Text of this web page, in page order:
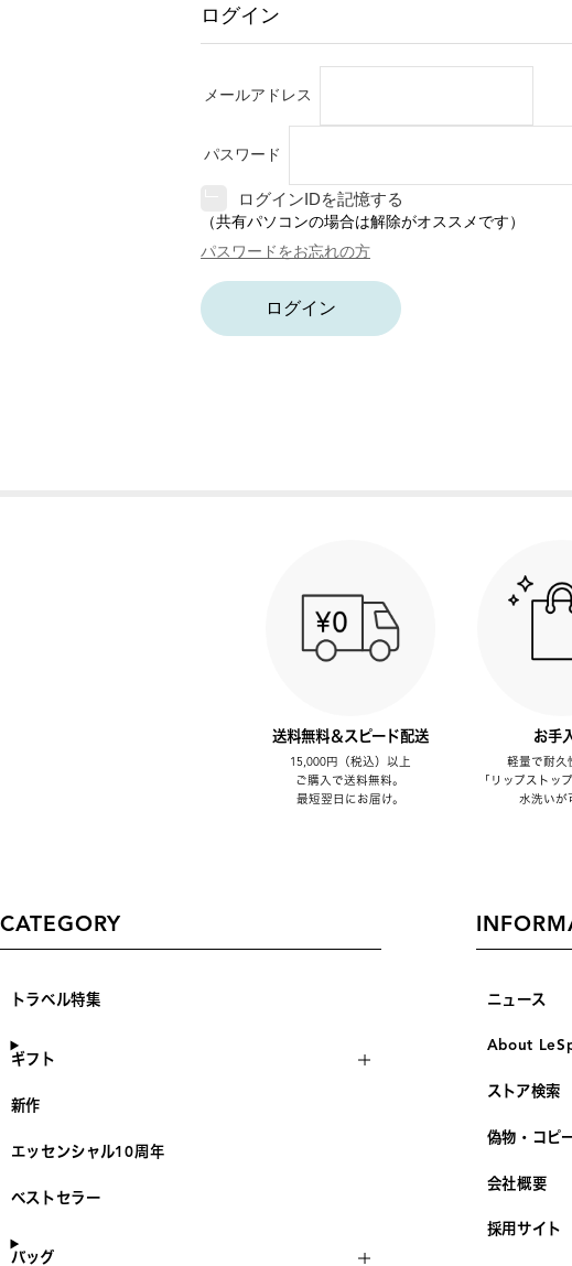
ログイン
メールアドレス
パスワード
ログインIDを記憶する
（共有パソコンの場合は解除がオススメです）
パスワードをお忘れの方
ログイン
送料無料＆スピード配送
15,000円（税込）以上
ご購入で送料無料。
最短翌日にお届け。
お手
軽量で耐久
「リップストッ
水洗いが
CATEGORY
トラベル特集
ギフト
新作
エッセンシャル10周年
ベストセラー
バッグ
ニュース
About
ストア検索
偽物・コピ
会社概要
採用サイト